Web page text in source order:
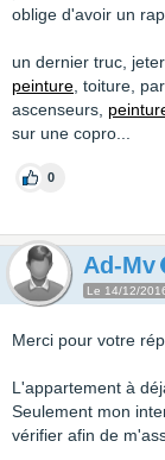
oblige d'avoir un
un dernier truc,
peinture , toiture,
ascenseurs,
sur une copro...
0
Ad-Mv
Le 14/12/
Merci pour votre
L'appartement à
Seulement mon
vérifier afin de